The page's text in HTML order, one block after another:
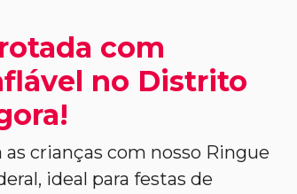
com
no Distrito
crianças com nosso Ringue
ideal para festas de